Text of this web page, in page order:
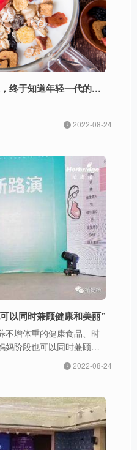
翻了4万人汇聚的无糖小组，终于知道年轻一代的减糖喜好是什么
2022-08-24
以同时兼顾健康和美丽”
不增体重的健康食品、时
妈阶段也可以同时兼顾健
2022-08-24